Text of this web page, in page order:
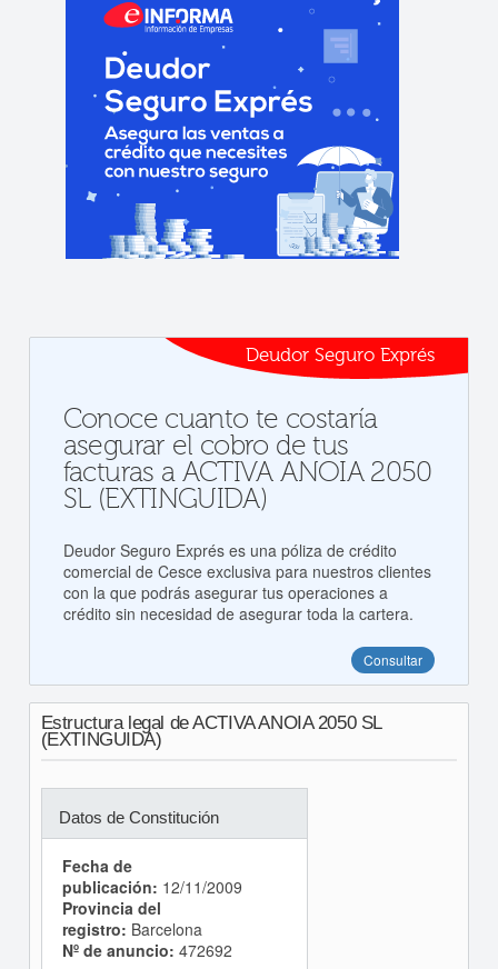
Deudor Seguro Exprés
Conoce cuanto te costaría
asegurar el cobro de tus
facturas a ACTIVA ANOIA 2050
SL (EXTINGUIDA)
Deudor Seguro Exprés es una póliza de crédito
comercial de Cesce exclusiva para nuestros clientes
con la que podrás asegurar tus operaciones a
crédito sin necesidad de asegurar toda la cartera.
Consultar
Estructura legal de ACTIVA ANOIA 2050 SL
(EXTINGUIDA)
Datos de Constitución
Fecha de
publicación: 12/11/2009
Provincia del
registro: Barcelona
Nº de anuncio: 472692